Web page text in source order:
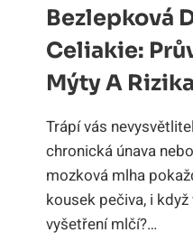
Bezlepková
Celiakie:
Mýty A
Trápí vás
chronická únava
mozková mlha
kousek pečiva, i
vyšetření mlčí?…